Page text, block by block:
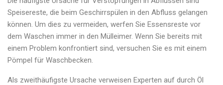
Speisereste, die beim Geschirrspülen in den Abfluss gelangen
können. Um dies zu vermeiden, werfen Sie Essensreste vor
dem Waschen immer in den Mülleimer. Wenn Sie bereits mit
einem Problem konfrontiert sind, versuchen Sie es mit einem
Pömpel für Waschbecken.
Als zweithäufigste Ursache verweisen Experten auf durch Öl